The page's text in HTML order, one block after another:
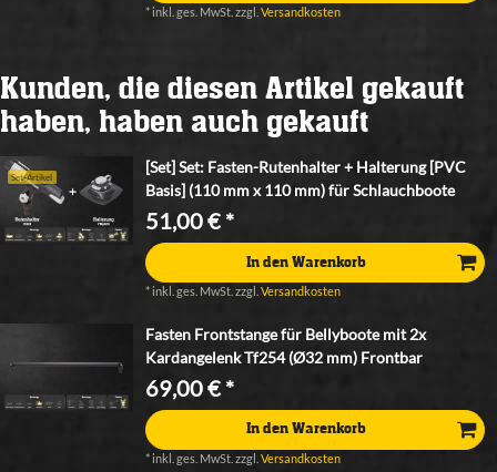
* inkl. ges. MwSt. zzgl.Versandkosten
Kunden, die diesen Artikel gekauft
haben, haben auch gekauft
Set-Artikel
[Set] Set: Fasten-Rutenhalter + Halterung [PVC
Basis] (110 mm x 110 mm) für Schlauchboote
51,00 € *
In den Warenkorb
* inkl. ges. MwSt. zzgl.Versandkosten
Fasten Frontstange für Bellyboote mit 2x
Kardangelenk Tf254 (Ø32 mm) Frontbar
69,00 € *
In den Warenkorb
* inkl. ges. MwSt. zzgl.Versandkosten